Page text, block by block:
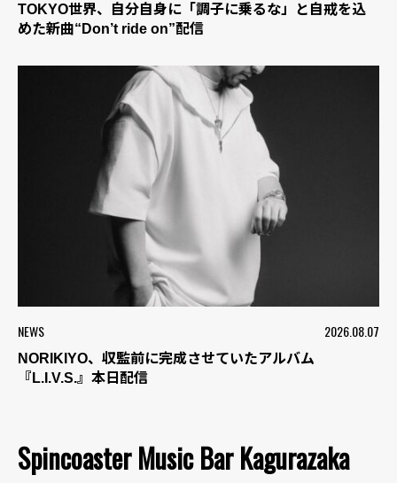
TOKYO世界、自分自身に「調子に乗るな」と自戒を込
めた新曲“Don’t ride on”配信
NEWS 2026.08.07
NORIKIYO、収監前に完成させていたアルバム
『L.I.V.S.』本日配信
Spincoaster Music Bar Kagurazaka